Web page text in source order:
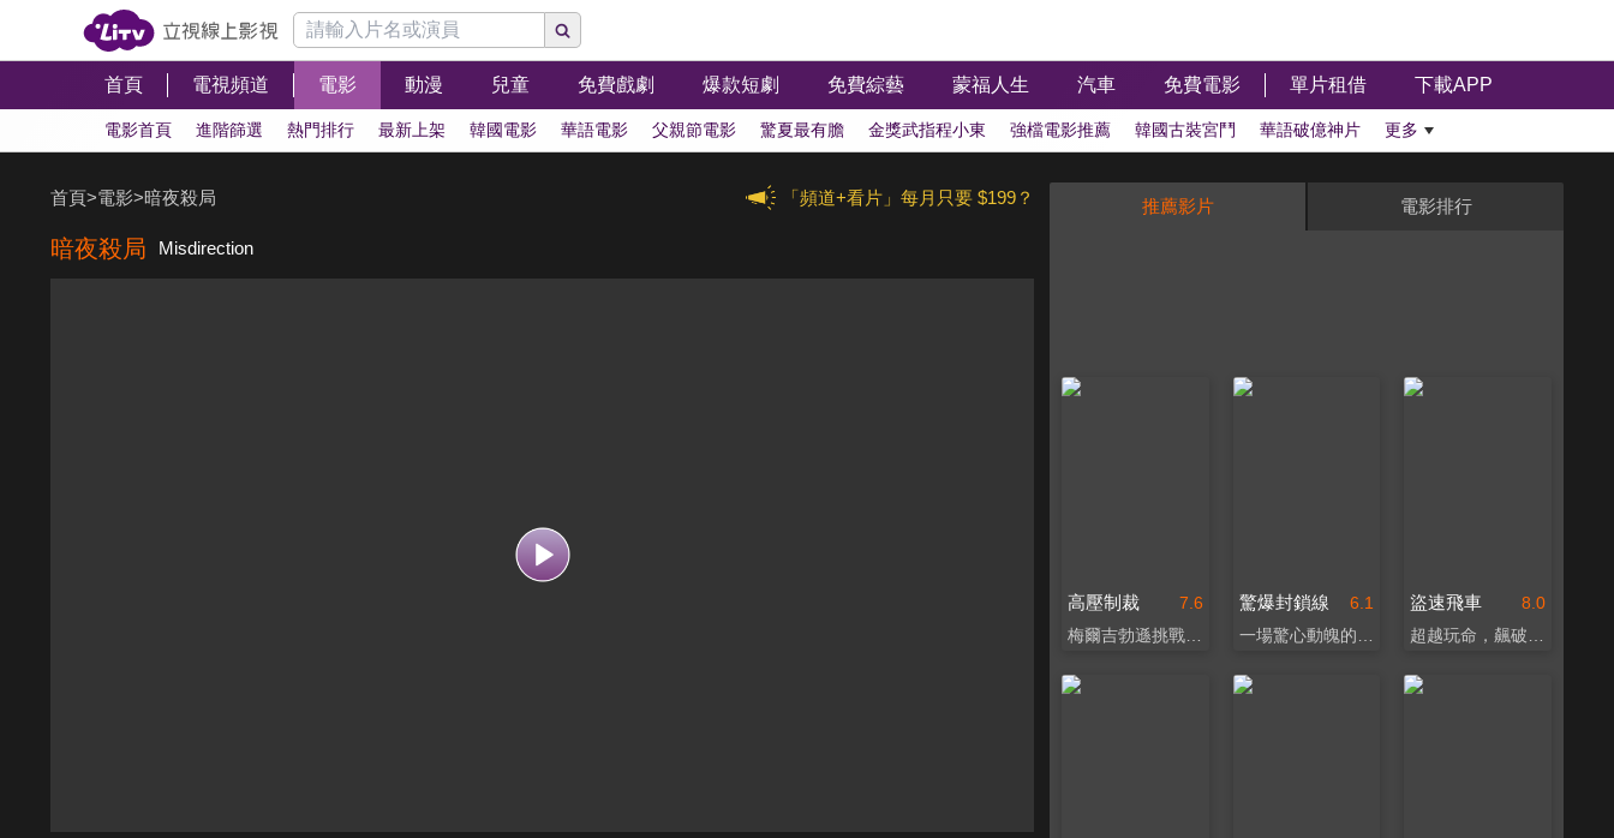
首頁 電視頻道 電影 動漫 兒童 免費戲劇 爆款短劇 免費綜藝 蒙福人生 汽車 免費電影 單片租借 下載APP
電影首頁 進階篩選 熱門排行 最新上架 韓國電影 華語電影 父親節電影 驚夏最有膽 金獎武指程小東 強檔電影推薦 韓國古裝宮鬥 華語破億神片 更多
「頻道+看片」每月只要 $199？
首頁>電影>暗夜殺局
暗夜殺局 Misdirection
推薦影片 電影排行
7.6
高壓制裁
梅爾吉勃遜挑戰鐵血警探
6.1
驚爆封鎖線
一場驚心動魄的精采對決
8.0
盜速飛車
超越玩命，飆破極限！